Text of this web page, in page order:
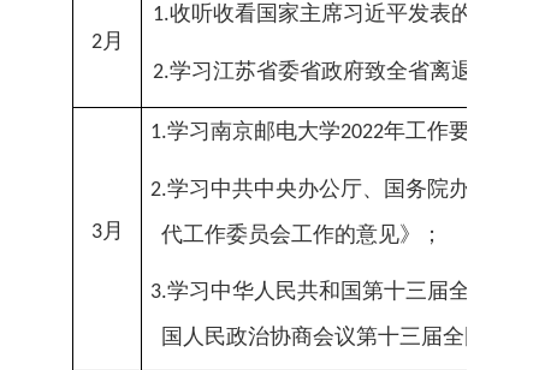
2月
1.收听收看国家主席习近平发表的二〇
2.学习江苏省委省政府致全省离退休老
3月
1.学习南京邮电大学2022年工作要点；
2.学习中共中央办公厅、国务院办公厅
代工作委员会工作的意见》；
3.学习 中华人民共和国第十三届全国人
国人民政治协商会议第十三届全国委员